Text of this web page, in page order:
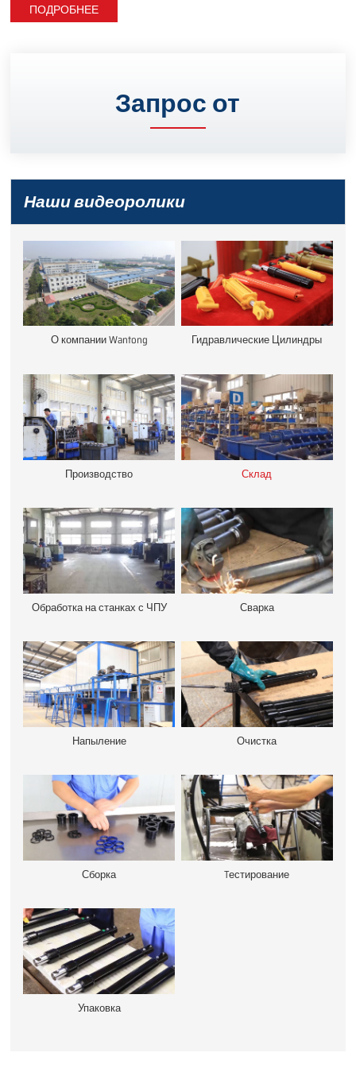
ПОДРОБНЕЕ
Запрос от
Наши видеоролики
О компании Wantong Гидравлические Цилиндры
Производство Склад
Обработка на станках с ЧПУ Сварка
Напыление Очистка
Сборка Tестирование
Упаковка